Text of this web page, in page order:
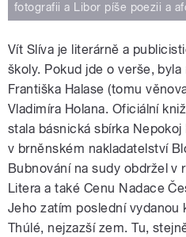
fotografii a Libor píše poezii a
Vít Slíva je literárně a
školy. Pokud jde o verše,
Františka Halase (tomu
Vladimíra Holana. Oficiální
stala básnická sbírka
v brněnském nakladatelství
Bubnování na sudy obdržel v
Litera a také Cenu Nadace
Jeho zatím poslední vydanou
Thúlé, nejzazší zem. Tu,